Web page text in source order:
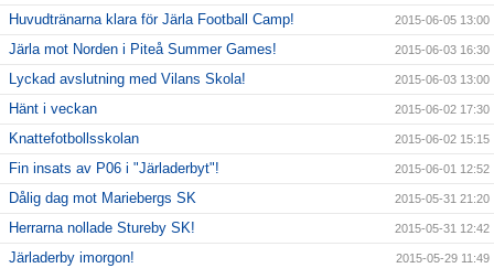
Huvudtränarna klara för Järla Football Camp! 2015-06-05 13:00
Järla mot Norden i Piteå Summer Games! 2015-06-03 16:30
Lyckad avslutning med Vilans Skola! 2015-06-03 13:00
Hänt i veckan 2015-06-02 17:30
Knattefotbollsskolan 2015-06-02 15:15
Fin insats av P06 i "Järladerbyt"! 2015-06-01 12:52
Dålig dag mot Mariebergs SK 2015-05-31 21:20
Herrarna nollade Stureby SK! 2015-05-31 12:42
Järladerby imorgon! 2015-05-29 11:49